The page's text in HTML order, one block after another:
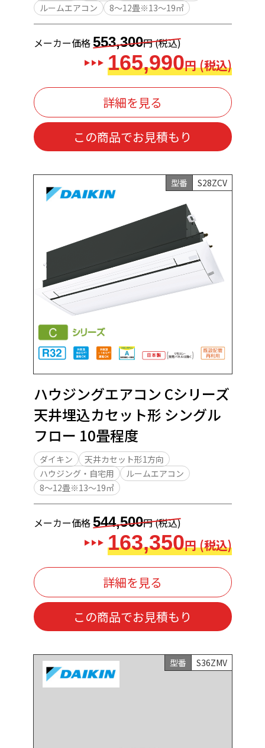
ルームエアコン
8～12畳※13～19㎡
メーカー価格553,300円 (税込)
165,990円 (税込)
詳細を見る
この商品でお見積もり
型番 S28ZCV
ハウジングエアコン Cシリーズ
天井埋込カセット形 シングル
フロー 10畳程度
ダイキン
天井カセット形1方向
ハウジング・自宅用
ルームエアコン
8～12畳※13～19㎡
メーカー価格544,500円 (税込)
163,350円 (税込)
詳細を見る
この商品でお見積もり
型番 S36ZMV